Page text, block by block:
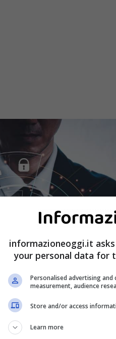
informazioneoggi.it
your personal data for
Personalised advertising
measurement, audience
Store and/or access
Learn more